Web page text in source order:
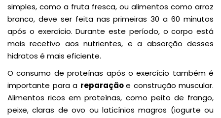
simples, como a fruta fresca, ou alimentos como arroz
branco, deve ser feita nas primeiras 30 a 60 minutos
após o exercício. Durante este período, o corpo está
mais recetivo aos nutrientes, e a absorção desses
hidratos é mais eficiente.
O consumo de proteínas após o exercício também é
importante para a reparaçãoe construção muscular.
Alimentos ricos em proteínas, como peito de frango,
peixe, claras de ovo ou laticínios magros (iogurte ou